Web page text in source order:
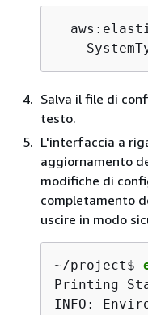
Salva il file di
testo.
L'interfaccia a
aggiornamento
modifiche di
completamento
uscire in modo
~/project$
Printing
INFO: